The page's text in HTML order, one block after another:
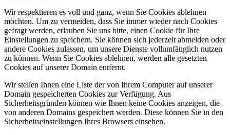
Wir respektieren es voll und ganz, wenn Sie Cookies ablehnen
möchten. Um zu vermeiden, dass Sie immer wieder nach Cookies
gefragt werden, erlauben Sie uns bitte, einen Cookie für Ihre
Einstellungen zu speichern. Sie können sich jederzeit abmelden oder
andere Cookies zulassen, um unsere Dienste vollumfänglich nutzen
zu können. Wenn Sie Cookies ablehnen, werden alle gesetzten
Cookies auf unserer Domain entfernt.
Wir stellen Ihnen eine Liste der von Ihrem Computer auf unserer
Domain gespeicherten Cookies zur Verfügung. Aus
Sicherheitsgründen können wie Ihnen keine Cookies anzeigen, die
von anderen Domains gespeichert werden. Diese können Sie in den
Sicherheitseinstellungen Ihres Browsers einsehen.